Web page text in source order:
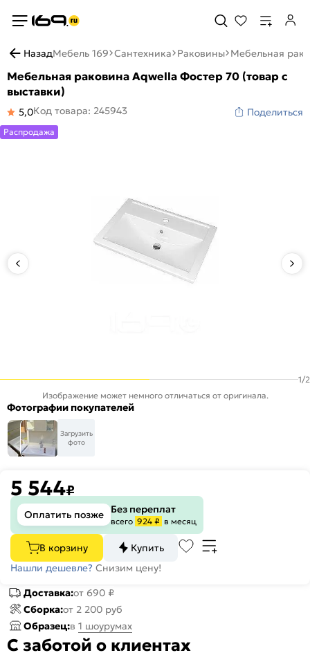
НазадМебель 169 Сантехника Раковины Мебельная
Мебельная раковина Aqwella Фостер 70 (товар с
выставки)
5,0Код товара: 245943 Поделиться
1/2
Распродажа
Изображение может немного отличаться от оригинала.
Фотографии покупателей
Загрузить
фото
5 544₽
Оплатить позже Без переплат
всего 924 ₽ в месяц
В корзину
Купить
Нашли дешевле? Снизим цену!
Доставка:от 690 ₽
Сборка:от 2 200 руб
Образец:в 1 шоурумах
С заботой о клиентах